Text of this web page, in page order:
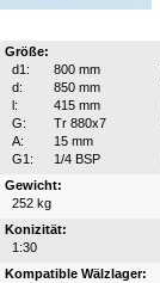
Größe:
d1:
800 mm
d:
850 mm
l:
415 mm
G:
Tr 880x7
A:
15 mm
G1:
1/4 BSP
Gewicht:
252 kg
Konizität:
1:30
Kompatible Wälzlager: